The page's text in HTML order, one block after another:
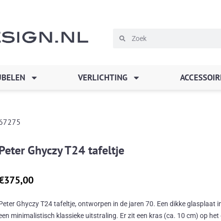
ZoekenZoeken
VERLICHTING
Ghyczy T24 tafeltje
375,00
Ghyczy T24 tafeltje, ontworpen in de jaren 70. Een dikke
minimalistisch klassieke uitstraling. Er zit een kras (ca. 10 cm) op